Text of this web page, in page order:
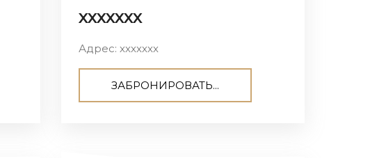
ххххххх
Адрес: ххххххх
ЗАБРОНИРОВАТЬ...